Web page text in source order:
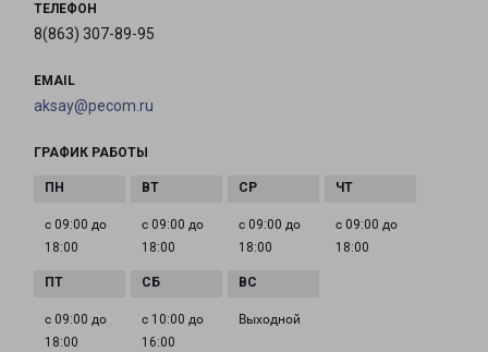
ТЕЛЕФОН
8(863) 307-89-95
EMAIL
aksay@pecom.ru
ГРАФИК РАБОТЫ
с 09:00 до
18:00
с 09:00 до
18:00
с 09:00 до
18:00
с 09:00 до
18:00
с 09:00 до
18:00
с 10:00 до
16:00
Выходной